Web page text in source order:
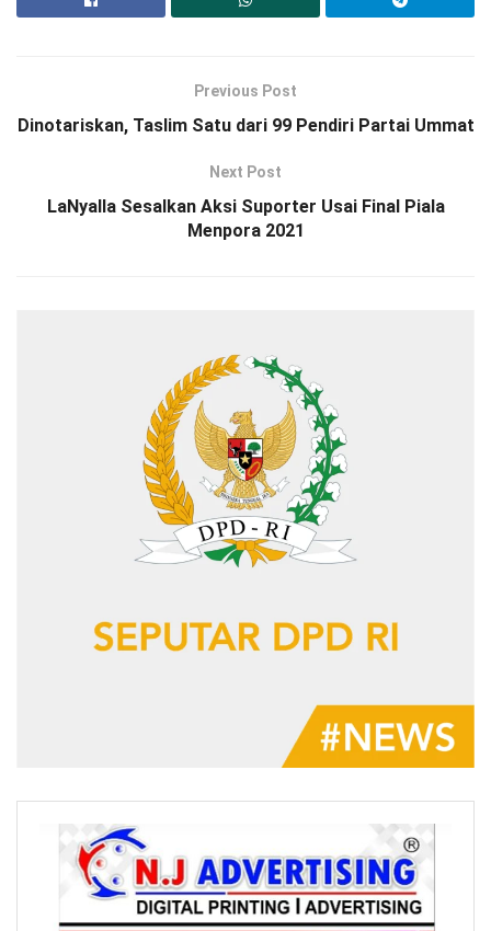
Previous Post
Dinotariskan, Taslim Satu dari 99 Pendiri Partai Ummat
Next Post
LaNyalla Sesalkan Aksi Suporter Usai Final Piala
Menpora 2021